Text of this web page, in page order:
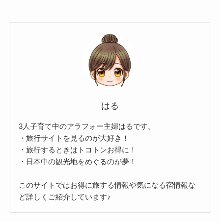
はる
3人子育て中のアラフォー主婦はるです。
・旅行サイトを見るのが大好き！
・旅行するときはトコトンお得に！
・日本中の観光地をめぐるのが夢！
このサイトではお得に旅する情報や気になる宿情報な
ど詳しくご紹介しています♪